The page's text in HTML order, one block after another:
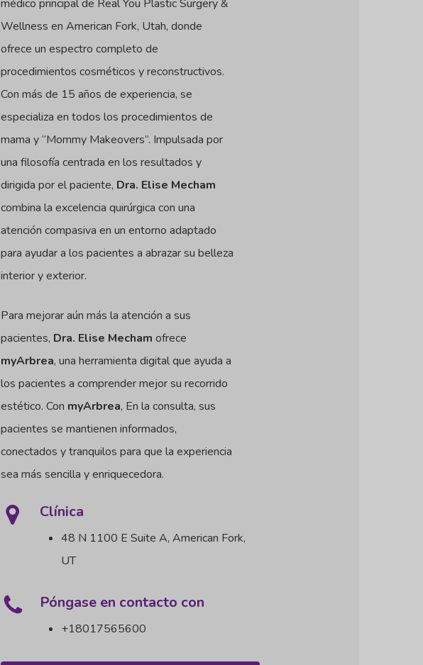
médico principal de Real You Plastic Surgery &
Wellness en American Fork, Utah, donde
ofrece un espectro completo de
procedimientos cosméticos y reconstructivos.
Con más de 15 años de experiencia, se
especializa en todos los procedimientos de
mama y “Mommy Makeovers”. Impulsada por
una filosofía centrada en los resultados y
dirigida por el paciente, Dra. Elise Mecham
combina la excelencia quirúrgica con una
atención compasiva en un entorno adaptado
para ayudar a los pacientes a abrazar su belleza
interior y exterior.
Para mejorar aún más la atención a sus
pacientes, Dra. Elise Mecham ofrece
myArbrea, una herramienta digital que ayuda a
los pacientes a comprender mejor su recorrido
estético. Con myArbrea, En la consulta, sus
pacientes se mantienen informados,
conectados y tranquilos para que la experiencia
sea más sencilla y enriquecedora.
Clínica
48 N 1100 E Suite A, American Fork,
UT
Póngase en contacto con
+18017565600